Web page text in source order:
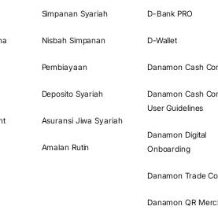
Simpanan Syariah
Nisbah Simpanan
Pembiayaan
Deposito Syariah
Asuransi Jiwa Syariah
Amalan Rutin
D-Bank PRO
D-Wallet
Danamon Cash
Danamon Cash
User Guidelines
Danamon Digital
Onboarding
Danamon Trade
Danamon QR